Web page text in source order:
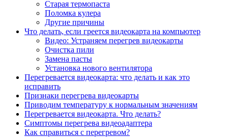
Старая термопаста
Поломка кулера
Другие причины
Что делать, если греется видеокарта на компьютер
Видео: Устраняем перегрев видеокарты
Очистка пили
Замена пасты
Установка нового вентилятора
Перегревается видеокарта: что делать и как это
исправить
Признаки перегрева видеокарты
Приводим температуру к нормальным значениям
Перегревается видеокарта. Что делать?
Симптомы перегрева видеоадаптера
Как справиться с перегревом?